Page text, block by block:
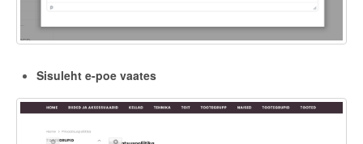
Sisuleht e-poe vaates